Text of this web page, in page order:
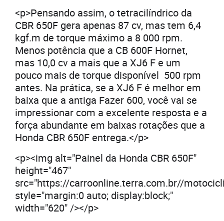
<p>Pensando assim, o tetracilíndrico da
CBR 650F gera apenas 87 cv, mas tem 6,4
kgf.m de torque máximo a 8 000 rpm.
Menos potência que a CB 600F Hornet,
mas 10,0 cv a mais que a XJ6 F e um
pouco mais de torque disponível 500 rpm
antes. Na prática, se a XJ6 F é melhor em
baixa que a antiga Fazer 600, você vai se
impressionar com a excelente resposta e a
força abundante em baixas rotações que a
Honda CBR 650F entrega.</p>
<p><img alt="Painel da Honda CBR 650F"
height="467"
src="https://carroonline.terra.com.br//
style="margin:0 auto; display:block;"
width="620" /></p>